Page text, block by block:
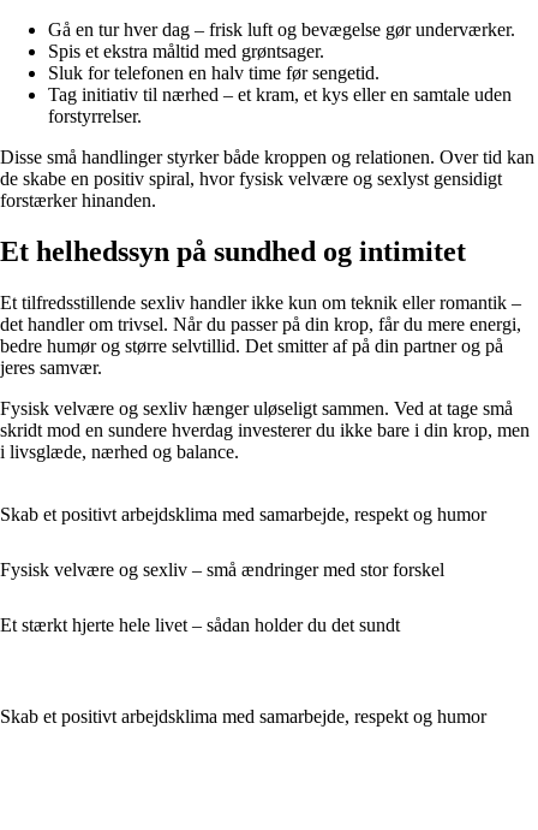
Gå en tur hver dag – frisk luft og bevægelse gør underværker.
Spis et ekstra måltid med grøntsager.
Sluk for telefonen en halv time før sengetid.
Tag initiativ til nærhed – et kram, et kys eller en samtale uden
forstyrrelser.
Disse små handlinger styrker både kroppen og relationen. Over tid kan
de skabe en positiv spiral, hvor fysisk velvære og sexlyst gensidigt
forstærker hinanden.
Et helhedssyn på sundhed og intimitet
Et tilfredsstillende sexliv handler ikke kun om teknik eller romantik –
det handler om trivsel. Når du passer på din krop, får du mere energi,
bedre humør og større selvtillid. Det smitter af på din partner og på
jeres samvær.
Fysisk velvære og sexliv hænger uløseligt sammen. Ved at tage små
skridt mod en sundere hverdag investerer du ikke bare i din krop, men
i livsglæde, nærhed og balance.
Skab et positivt arbejdsklima med samarbejde, respekt og humor
Fysisk velvære og sexliv – små ændringer med stor forskel
Et stærkt hjerte hele livet – sådan holder du det sundt
Skab et positivt arbejdsklima med samarbejde, respekt og humor